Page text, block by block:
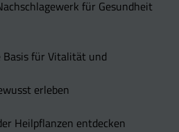
für Gesundheit
Basis für Vitalität und
erleben
Heilpflanzen entdecken